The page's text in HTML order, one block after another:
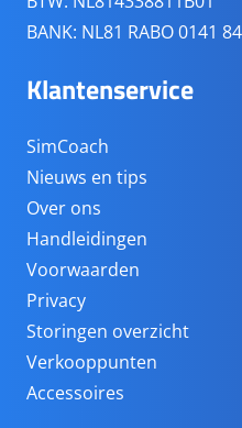
BANK: NL81 RABO 0141
Klantenservice
SimCoach
Nieuws en tips
Over ons
Handleidingen
Voorwaarden
Privacy
Storingen overzicht
Verkooppunten
Accessoires